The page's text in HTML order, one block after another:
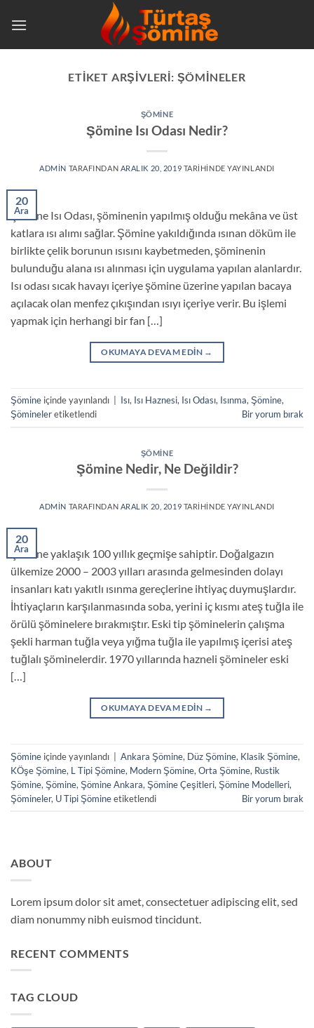
atla
ETIKET ARŞIVLERI: ŞÖMINELER
ŞÖMINE
Şömine Isı Odası Nedir?
ADMIN TARAFINDAN ARALIK 20, 2019 TARIHINDE YAYINLANDI
20
Ara
Şömine Isı Odası, şöminenin yapılmış olduğu mekâna ve üst
katlara ısı alımı sağlar. Şömine yakıldığında ısınan döküm ile
birlikte çelik borunun ısısını kaybetmeden, şöminenin
bulunduğu alana ısı alınması için uygulama yapılan alanlardır.
Isı odası sıcak havayı içeriye şömine üzerine yapılan bacaya
açılacak olan menfez çıkışından ısıyı içeriye verir. Bu işlemi
yapmak için herhangi bir fan […]
OKUMAYA DEVAM EDIN →
Şömine içinde yayınlandı Isı, Isı Haznesi, Isı Odası, Isınma, Şömine,
Şömineleretiketlendi Bir yorum bırak
ŞÖMINE
Şömine Nedir, Ne Değildir?
ADMIN TARAFINDAN ARALIK 20, 2019 TARIHINDE YAYINLANDI
20
Ara
Şömine yaklaşık 100 yıllık geçmişe sahiptir. Doğalgazın
ülkemize 2000 – 2003 yılları arasında gelmesinden dolayı
insanları katı yakıtlı ısınma gereçlerine ihtiyaç duymuşlardır.
İhtiyaçların karşılanmasında soba, yerini iç kısmı ateş tuğla ile
örülü şöminelere bırakmıştır. Eski tip şöminelerin çalışma
şekli harman tuğla veya yığma tuğla ile yapılmış içerisi ateş
tuğlalı şöminelerdir. 1970 yıllarında hazneli şömineler eski
[…]
OKUMAYA DEVAM EDIN →
Şömine içinde yayınlandı Ankara Şömine, Düz Şömine, Klasik Şömine,
KÖşe Şömine, L Tipi Şömine, Modern Şömine, Orta Şömine, Rustik
Şömine, Şömine, Şömine Ankara, Şömine Çeşitleri, Şömine Modelleri,
Şömineler, U Tipi Şömineetiketlendi Bir yorum bırak
ABOUT
Lorem ipsum dolor sit amet, consectetuer adipiscing elit, sed
diam nonummy nibh euismod tincidunt.
RECENT COMMENTS
TAG CLOUD